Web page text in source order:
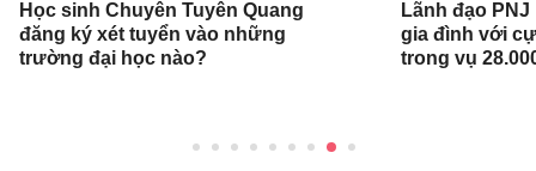
Học sinh Chuyên Tuyên Quang
đăng ký xét tuyển vào những
trường đại học nào?
Lãnh đạo
gia đình với
trong vụ